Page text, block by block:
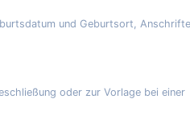
und Geburtsort,
oder zur Vorlage bei einer